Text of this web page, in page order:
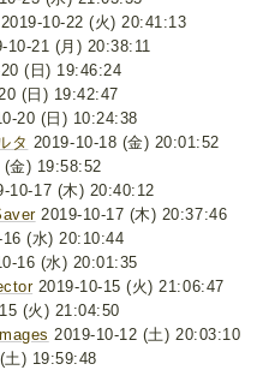
2019-10-22 (火) 20:41:13
10-21 (月) 20:38:11
(日) 19:46:24
(日) 19:42:47
20 (日) 10:24:38
タ 2019-10-18 (金) 20:01:52
金) 19:58:52
10-17 (木) 20:40:12
2019-10-17 (木) 20:37:46
(水) 20:10:44
16 (水) 20:01:35
2019-10-15 (火) 21:06:47
(火) 21:04:50
2019-10-12 (土) 20:03:10
) 19:59:48